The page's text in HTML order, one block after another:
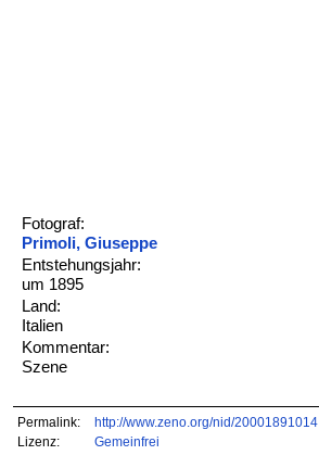
Fotograf:
Primoli, Giuseppe
Entstehungsjahr:
um 1895
Land:
Italien
Kommentar:
Szene
Permalink:
http://www.zeno.org/nid/20001891014
Lizenz:
Gemeinfrei